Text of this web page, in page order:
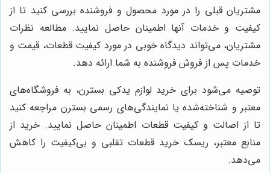
مشتریان قبلی را در مورد محصول و فروشنده بررسی کنید تا از
کیفیت و خدمات آنها اطمینان حاصل نمایید. مطالعه نظرات
مشتریان، می‌تواند دیدگاه خوبی در مورد کیفیت قطعات، قیمت و
خدمات پس از فروش فروشنده به شما ارائه دهد.
توصیه می‌شود برای خرید لوازم یدکی بسترن، به فروشگاه‌های
معتبر و شناخته‌شده یا نمایندگی‌های رسمی بسترن مراجعه کنید
تا از اصالت و کیفیت قطعات اطمینان حاصل نمایید. خرید از
منابع معتبر، ریسک خرید قطعات تقلبی و بی‌کیفیت را کاهش
می‌دهد.